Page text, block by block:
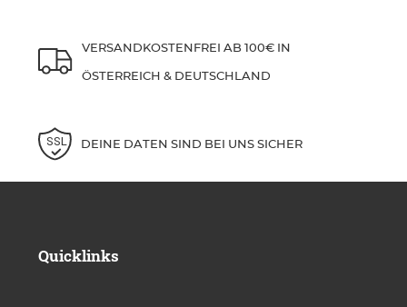
VERSANDKOSTENFREI AB 100€ IN
ÖSTERREICH & DEUTSCHLAND
DEINE DATEN SIND BEI UNS SICHER
Quicklinks